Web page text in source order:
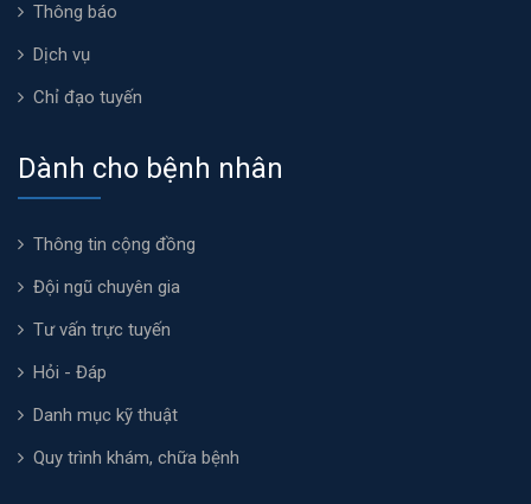
Thông báo
Dịch vụ
Chỉ đạo tuyến
Dành cho bệnh nhân
Thông tin cộng đồng
Đội ngũ chuyên gia
Tư vấn trực tuyến
Hỏi - Đáp
Danh mục kỹ thuật
Quy trình khám, chữa bệnh